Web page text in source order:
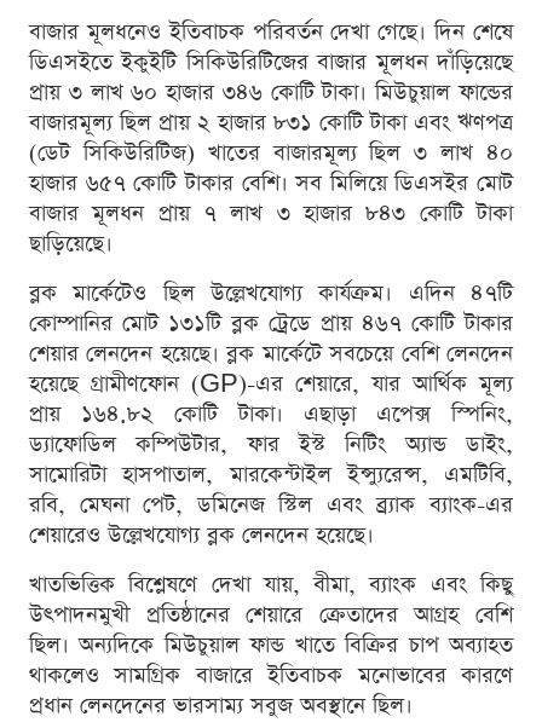
বাজার মূলধনেও ইতিবাচক পরিবর্তন দেখা গেছে। দিন শেষে
ডিএসইতে ইকুইটি সিকিউরিটিজের বাজার মূলধন দাঁড়িয়েছে
প্রায় ৩ লাখ ৬০ হাজার ৩৪৬ কোটি টাকা। মিউচুয়াল ফান্ডের
বাজারমূল্য ছিল প্রায় ২ হাজার ৮৩১ কোটি টাকা এবং ঋণপত্র
(ডেট সিকিউরিটিজ) খাতের বাজারমূল্য ছিল ৩ লাখ ৪০
হাজার ৬৫৭ কোটি টাকার বেশি। সব মিলিয়ে ডিএসইর মোট
বাজার মূলধন প্রায় ৭ লাখ ৩ হাজার ৮৪৩ কোটি টাকা
ছাড়িয়েছে।
ব্লক মার্কেটেও ছিল উল্লেখযোগ্য কার্যক্রম। এদিন ৪৭টি
কোম্পানির মোট ১৩১টি ব্লক ট্রেডে প্রায় ৪৬৭ কোটি টাকার
শেয়ার লেনদেন হয়েছে। ব্লক মার্কেটে সবচেয়ে বেশি লেনদেন
হয়েছে গ্রামীণফোন (GP)-এর শেয়ারে, যার আর্থিক মূল্য
প্রায় ১৬৪.৮২ কোটি টাকা। এছাড়া এপেক্স স্পিনিং,
ড্যাফোডিল কম্পিউটার, ফার ইস্ট নিটিং অ্যান্ড ডাইং,
সামোরিটা হাসপাতাল, মারকেন্টাইল ইন্স্যুরেন্স, এমটিবি,
রবি, মেঘনা পেট, ডমিনেজ স্টিল এবং ব্র্যাক ব্যাংক-এর
শেয়ারেও উল্লেখযোগ্য ব্লক লেনদেন হয়েছে।
খাতভিত্তিক বিশ্লেষণে দেখা যায়, বীমা, ব্যাংক এবং কিছু
উৎপাদনমুখী প্রতিষ্ঠানের শেয়ারে ক্রেতাদের আগ্রহ বেশি
ছিল। অন্যদিকে মিউচুয়াল ফান্ড খাতে বিক্রির চাপ অব্যাহত
থাকলেও সামগ্রিক বাজারে ইতিবাচক মনোভাবের কারণে
প্রধান লেনদেনের ভারসাম্য সবুজ অবস্থানে ছিল।